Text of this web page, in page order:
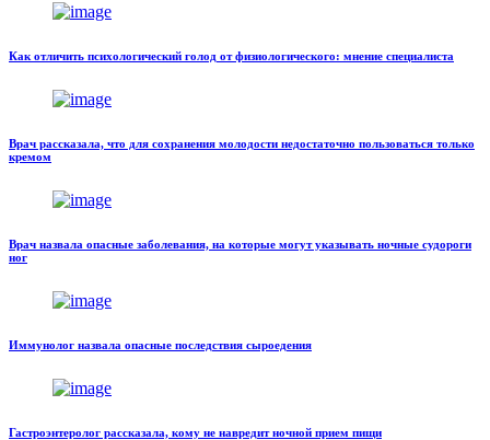
Как отличить психологический голод от физиологического: мнение специалиста
Врач рассказала, что для сохранения молодости недостаточно пользоваться только
кремом
Врач назвала опасные заболевания, на которые могут указывать ночные судороги
ног
Иммунолог назвала опасные последствия сыроедения
Гастроэнтеролог рассказала, кому не навредит ночной прием пищи